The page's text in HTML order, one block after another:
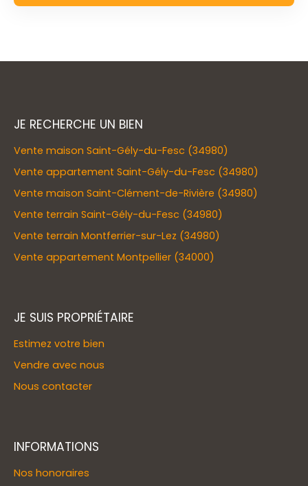
JE RECHERCHE UN BIEN
Vente maison Saint-Gély-du-Fesc (34980)
Vente appartement Saint-Gély-du-Fesc (34980)
Vente maison Saint-Clément-de-Rivière (34980)
Vente terrain Saint-Gély-du-Fesc (34980)
Vente terrain Montferrier-sur-Lez (34980)
Vente appartement Montpellier (34000)
JE SUIS PROPRIÉTAIRE
Estimez votre bien
Vendre avec nous
Nous contacter
INFORMATIONS
Nos honoraires